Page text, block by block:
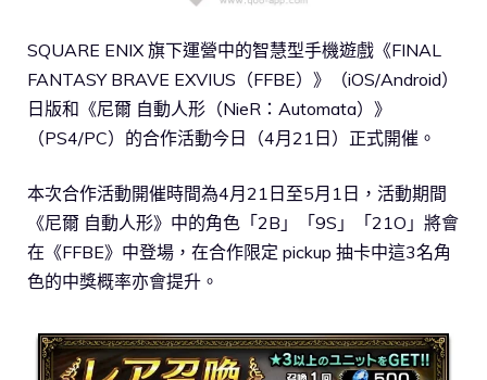
SQUARE ENIX 旗下運營中的智慧型手機遊戲《FINAL
FANTASY BRAVE EXVIUS（FFBE）》（iOS/Android）
日版和《尼爾 自動人形（NieR：Automata）》
（PS4/PC）的合作活動今日（4月21日）正式開催。
本次合作活動開催時間為4月21日至5月1日，活動期間
《尼爾 自動人形》中的角色「2B」「9S」「21O」將會
在《FFBE》中登場，在合作限定 pickup 抽卡中這3名角
色的中獎概率亦會提升。